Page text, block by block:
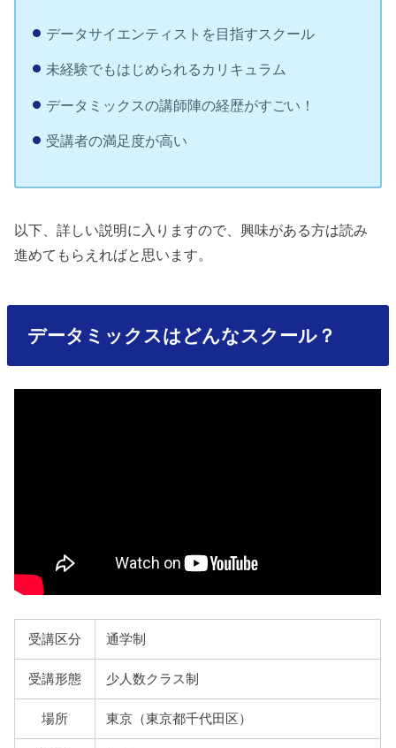
データサイエンティストを目指すスクール
未経験でもはじめられるカリキュラム
データミックスの講師陣の経歴がすごい！
受講者の満足度が高い
以下、詳しい説明に入りますので、興味がある方は読み
進めてもらえればと思います。
データミックスはどんなスクール？
受講区分 通学制
受講形態 少人数クラス制
場所 東京（東京都千代田区）